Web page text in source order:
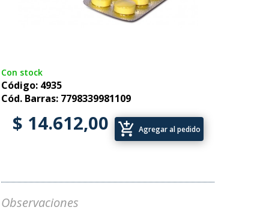
Con stock
Código: 4935
Cód. Barras: 7798339981109
$ 14.612,00 add_shopping_cart Agregar al pedido
Observaciones